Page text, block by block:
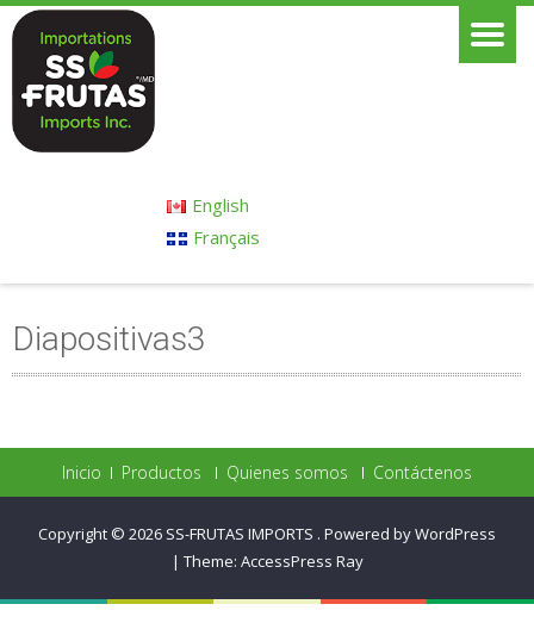
English
Français
Diapositivas3
Inicio Productos Quienes somos Contáctenos
Copyright © 2026 SS-FRUTAS IMPORTS . Powered by WordPress
| Theme: AccessPress Ray